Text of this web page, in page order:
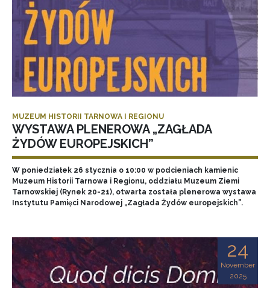
MUZEUM HISTORII TARNOWA I REGIONU
WYSTAWA PLENEROWA „ZAGŁADA
ŻYDÓW EUROPEJSKICH”
W poniedziałek 26 stycznia o 10:00 w podcieniach kamienic
Muzeum Historii Tarnowa i Regionu, oddziału Muzeum Ziemi
Tarnowskiej (Rynek 20-21), otwarta została plenerowa wystawa
Instytutu Pamięci Narodowej „Zagłada Żydów europejskich”.
24
November
2025